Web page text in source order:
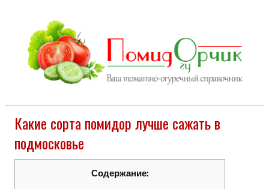
Какие сорта помидор лучше сажать в
подмосковье
Содержание: